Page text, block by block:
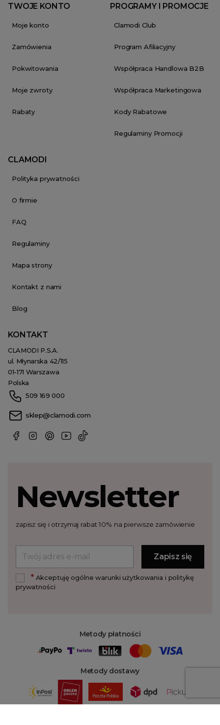
TWOJE KONTO
Moje konto
Zamówienia
Pokwitowania
Moje zwroty
Rabaty
PROGRAMY I PROMOCJE
Clamodi Club
Program Afiliacyjny
Współpraca Handlowa B2B
Współpraca Marketingowa
Kody Rabatowe
Regulaminy Promocji
CLAMODI
Polityka prywatności
O firmie
FAQ
Regulaminy
Mapa strony
Kontakt z nami
Blog
KONTAKT
CLAMODI P.S.A.
ul. Młynarska 42/115
01-171 Warszawa
Polska
509 169 000
sklep@clamodi.com
Metody płatności
Metody dostawy
Newsletter
zapisz się i otrzymaj rabat 10% na pierwsze zamówienie
*Akceptuję ogólne warunki użytkowania i politykę
prywatności